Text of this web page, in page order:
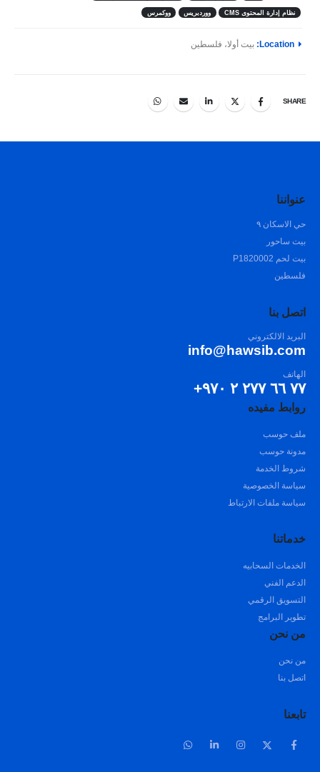
نظام إدارة المحتوى CMS ووردبريس ووكمرس
Location: بيت أولا، فلسطين
SHARE
عنواننا
حي الاسكان ٩
بيت ساحور
بيت لحم P1820002
فلسطين
اتصل بنا
البريد الالكتروني
info@hawsib.com
الهاتف
٧٧ ٦٦ ٢٧٧ ٢ ٩٧٠+
روابط مفيده
ملف حوسب
مدونة حوسب
شروط الخدمة
سياسة الخصوصية
سياسة ملفات الارتباط
خدماتنا
الخدمات السحابيه
الدعم الفني
التسويق الرقمي
تطوير البرامج
من نحن
من نحن
اتصل بنا
تابعنا